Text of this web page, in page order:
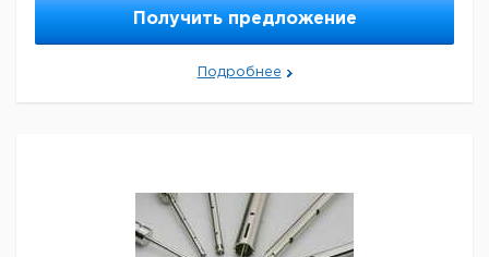
Вес нетто:400 г
Данные для перевозки (реальные данные могут
отличаться)
Страна происхождения:
Объем упаковки:
0,00363 м
Получить предложение
Подробнее